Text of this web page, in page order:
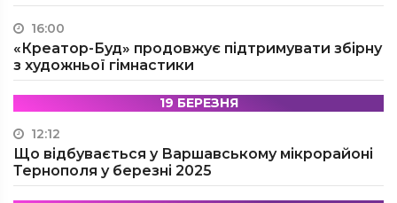
16:00
«Креатор-Буд» продовжує підтримувати збірну
з художньої гімнастики
19 БЕРЕЗНЯ
12:12
Що відбувається у Варшавському мікрорайоні
Тернополя у березні 2025